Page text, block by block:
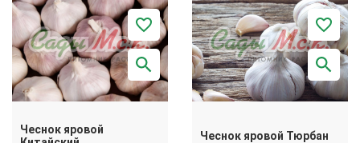
Чеснок яровой
Чеснок яровой Тюрбан